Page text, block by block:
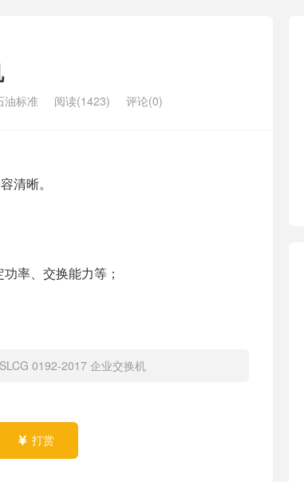
油标准 阅读(1423) 评论(0)
清晰。
率、交换能力等；
0192-2017 企业交换机
 打赏